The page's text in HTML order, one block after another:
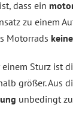
dass ein
zu einem
Motorrads
Sturz ist
größer. Aus
unbedingt